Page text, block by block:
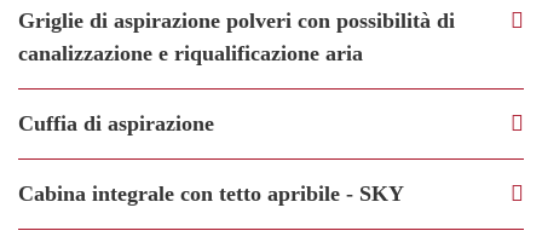
Griglie di aspirazione polveri con possibilità di
canalizzazione e riqualificazione aria
Cuffia di aspirazione
Cabina integrale con tetto apribile - SKY